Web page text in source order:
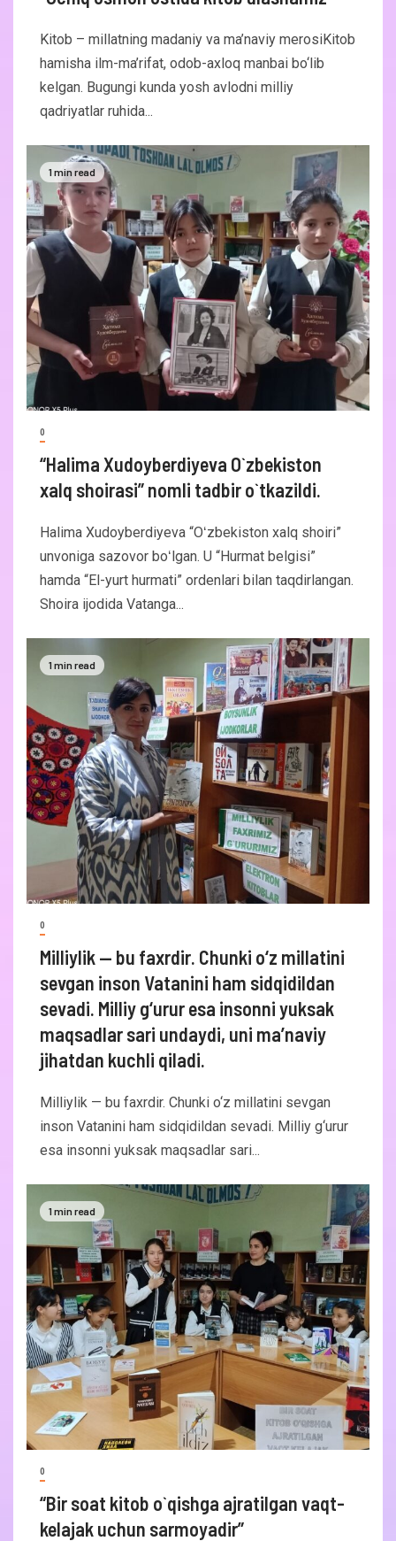
Kitob – millatning madaniy va ma’naviy merosiKitob
hamisha ilm-ma’rifat, odob-axloq manbai bo‘lib
kelgan. Bugungi kunda yosh avlodni milliy
qadriyatlar ruhida...
1 min read
0
“Halima Xudoyberdiyeva O`zbekiston
xalq shoirasi” nomli tadbir o`tkazildi.
Halima Xudoyberdiyeva “Oʻzbekiston xalq shoiri”
unvoniga sazovor boʻlgan. U “Hurmat belgisi”
hamda “El-yurt hurmati” ordenlari bilan taqdirlangan.
Shoira ijodida Vatanga...
1 min read
0
Milliylik — bu faxrdir. Chunki o‘z millatini
sevgan inson Vatanini ham sidqidildan
sevadi. Milliy g‘urur esa insonni yuksak
maqsadlar sari undaydi, uni ma’naviy
jihatdan kuchli qiladi.
Milliylik — bu faxrdir. Chunki o‘z millatini sevgan
inson Vatanini ham sidqidildan sevadi. Milliy g‘urur
esa insonni yuksak maqsadlar sari...
1 min read
0
“Bir soat kitob o`qishga ajratilgan vaqt-
kelajak uchun sarmoyadir”